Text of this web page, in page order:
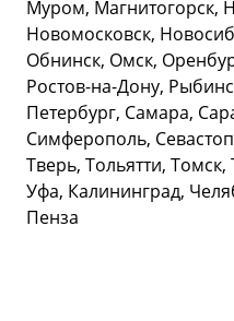
Муром, Магнитогорск,
Новомосковск,
Обнинск, Омск,
Ростов-на-Дону,
Петербург, Самара,
Симферополь,
Тверь, Тольятти,
Уфа, Калининград,
Пенза